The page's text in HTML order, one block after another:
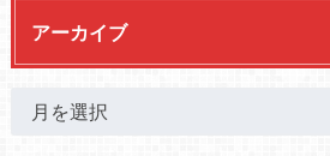
アーカイブ